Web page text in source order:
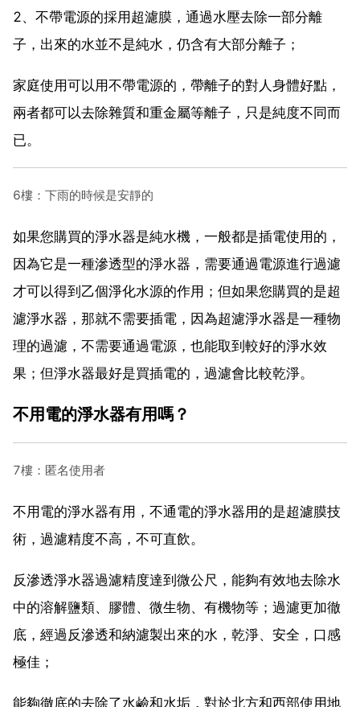
2、不帶電源的採用超濾膜，通過水壓去除一部分離
子，出來的水並不是純水，仍含有大部分離子；
家庭使用可以用不帶電源的，帶離子的對人身體好點，
兩者都可以去除雜質和重金屬等離子，只是純度不同而
已。
6樓：下雨的時候是安靜的
如果您購買的淨水器是純水機，一般都是插電使用的，
因為它是一種滲透型的淨水器，需要通過電源進行過濾
才可以得到乙個淨化水源的作用；但如果您購買的是超
濾淨水器，那就不需要插電，因為超濾淨水器是一種物
理的過濾，不需要通過電源，也能取到較好的淨水效
果；但淨水器最好是買插電的，過濾會比較乾淨。
不用電的淨水器有用嗎？
7樓：匿名使用者
不用電的淨水器有用，不通電的淨水器用的是超濾膜技
術，過濾精度不高，不可直飲。
反滲透淨水器過濾精度達到微公尺，能夠有效地去除水
中的溶解鹽類、膠體、微生物、有機物等；過濾更加徹
底，經過反滲透和納濾製出來的水，乾淨、安全，口感
極佳；
能夠徹底的去除了水鹼和水垢，對於北方和西部使用地